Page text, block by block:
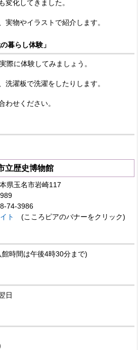
変化してきました。
実物やイラストで紹介します。
暮らし体験」
際に体験してみましょう。
洗濯板で洗濯をしたりします。
せください。
立歴史博物館
県玉名市岩崎117
74-3986
イト (こころピアのバナーをクリック)
時間は午後4時30分まで)
日